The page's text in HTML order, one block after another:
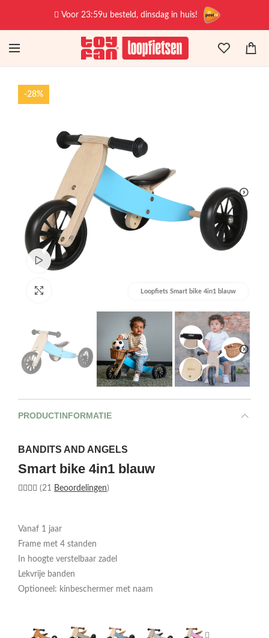
Voor 23:59u besteld, dinsdag in huis!
-28%
Loopfiets Smart bike 4in1 blauw
Bekijk productvideo
PRODUCTINFORMATIE
BANDITS AND ANGELS
Smart bike 4in1 blauw
(21 Beoordelingen)
Vanaf 1 jaar
Frame met 4 standen
In hoogte verstelbaar zadel
Lekvrije banden
Optioneel: kinbeschermer met naam